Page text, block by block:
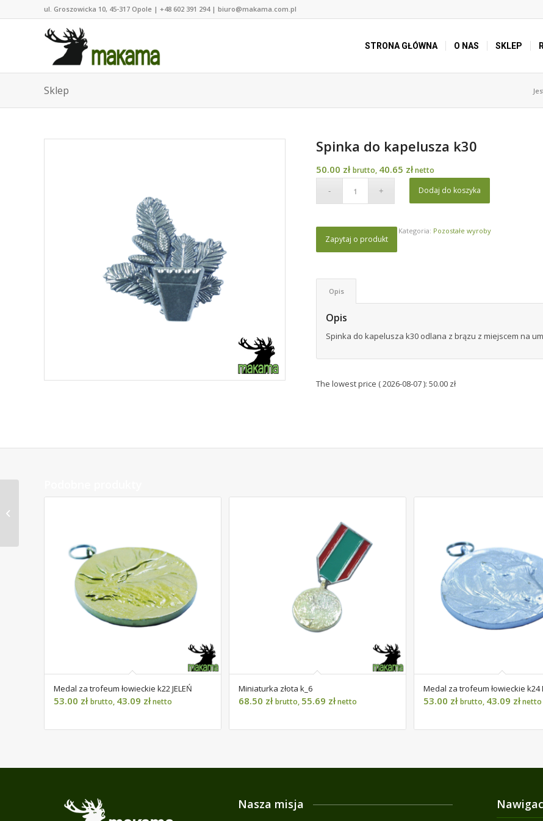
ul. Groszowicka 10, 45-317 Opole | +48 602 391 294 | biuro@makama.com.pl
STRONA GŁÓWNA O NAS SKLEP
Sklep
Spinka do kapelusza k30
50.00 zł brutto, 40.65 złnetto
Dodaj do koszyka
Kategoria: Pozostałe wyroby
Zapytaj o produkt
Opis
Opis
Spinka do kapelusza k30 odlana z brązu z miejscem na
The lowest price (2026-08-07): 50.00 zł
Medal za trofeum łowieckie k22 JELEŃ
53.00 zł brutto, 43.09 złnetto
Miniaturka złota k_6
68.50 zł brutto, 55.69 złnetto
Medal za trofeum łowieckie k24
53.00 zł brutto, 43.09 złnetto
Nasza misja